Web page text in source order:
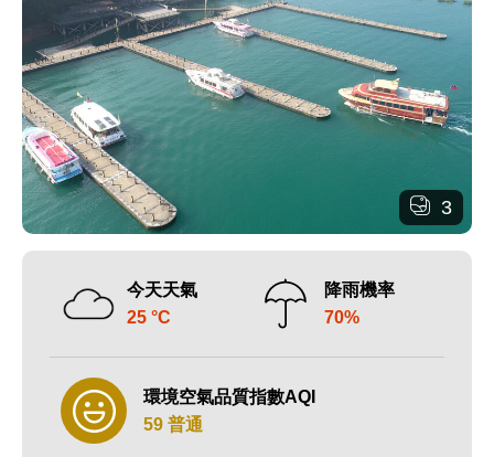
3
今天天氣
25 °C
降雨機率
70%
環境空氣品質指數AQI
59 普通